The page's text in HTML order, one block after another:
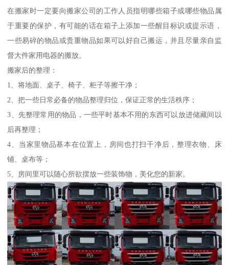
在搬家时一定要向搬家公司的工作人员指明哪些箱子或哪些物品属
于重要的保护，有可能的话在箱子上添加一些醒目标识或提示语，
一些易碎的物品或贵重物品如果可以好自己搬运，并且尽量亲自监
督大件家用电器的搬放。
搬家后的整理：
1、将地面、桌子、椅子、柜子等擦干净；
2、把一些日常必备的物品整理归位，保证正常的生活秩序；
3、先整理常用的物品，一些平时基本不用的东西可以放进储藏间以
后再整理；
4、当家里物品基本在位置上，房间也打扫干净后，整理衣物、床
铺、桌布等；
5、房间里可以随心所欲摆放一些装饰物，美化您的新家。